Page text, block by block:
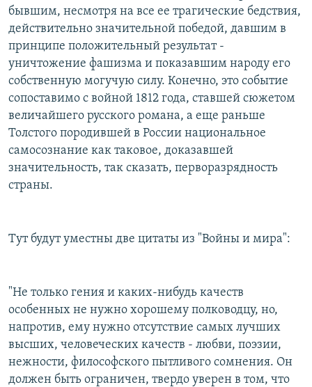
бывшим, несмотря на все ее трагические бедствия,
действительно значительной победой, давшим в
принципе положительный результат -
уничтожение фашизма и показавшим народу его
собственную могучую силу. Конечно, это событие
сопоставимо с войной 1812 года, ставшей сюжетом
величайшего русского романа, а еще раньше
Толстого породившей в России национальное
самосознание как таковое, доказавшей
значительность, так сказать, перворазрядность
страны.
Тут будут уместны две цитаты из "Войны и мира":
"Не только гения и каких-нибудь качеств
особенных не нужно хорошему полководцу, но,
напротив, ему нужно отсутствие самых лучших
высших, человеческих качеств - любви, поэзии,
нежности, философского пытливого сомнения. Он
должен быть ограничен, твердо уверен в том, что